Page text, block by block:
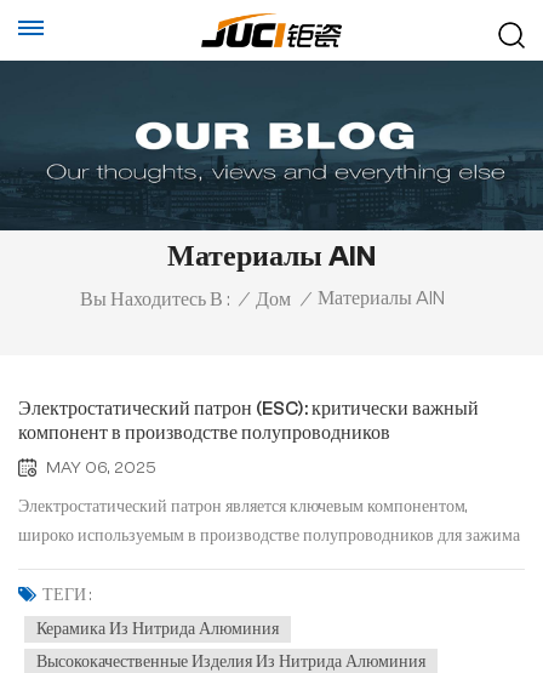
Материалы AlN
Вы Находитесь В : / Дом / Материалы AlN
Электростатический патрон (ESC): критически важный
компонент в производстве полупроводников
MAY 06, 2025
Электростатический патрон является ключевым компонентом,
широко используемым в производстве полупроводников для зажима
и позиционирования полупроводниковых чипов. В прошлом
китайская полупроводниковая промышленность в основном
полагалась на импорт электростатических зажимных патронов, что
создавало...
ТЕГИ :
Керамика Из Нитрида Алюминия
Высококачественные Изделия Из Нитрида Алюминия